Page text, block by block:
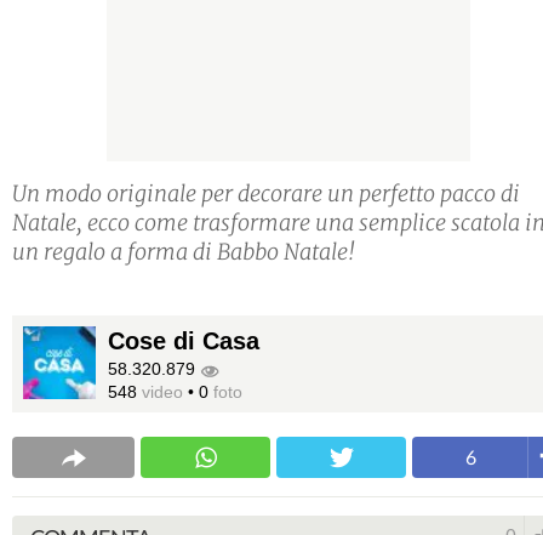
Un modo originale per decorare un perfetto pacco di
Natale, ecco come trasformare una semplice scatola
un regalo a forma di Babbo Natale!
Cose di Casa
58.320.879
548 video • 0 foto
6